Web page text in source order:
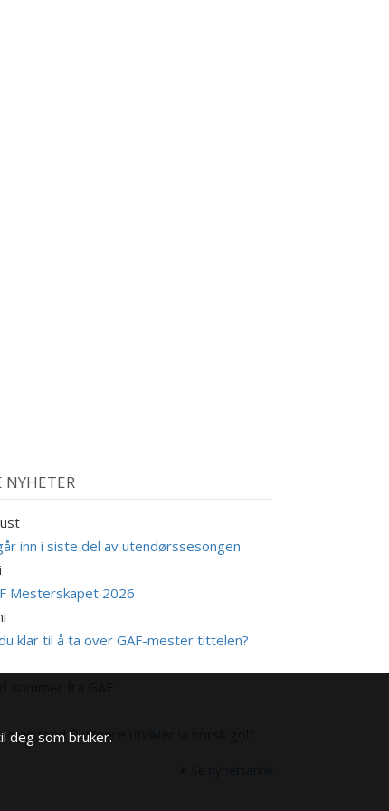
NYHETER
inn i siste del av utendørssesongen
Mesterskapet 2026
klar til å ta over GAF-mester tittelen?
med Partnere utvikler vi norsk golf
deg som bruker.